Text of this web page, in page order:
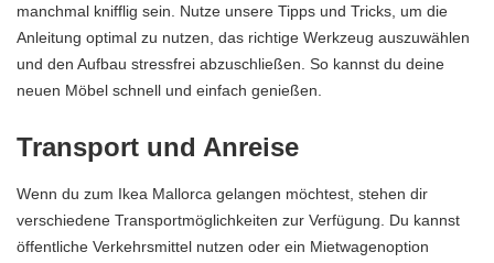
manchmal knifflig sein. Nutze unsere Tipps und Tricks, um die
Anleitung optimal zu nutzen, das richtige Werkzeug auszuwählen
und den Aufbau stressfrei abzuschließen. So kannst du deine
neuen Möbel schnell und einfach genießen.
Transport und Anreise
Wenn du zum Ikea Mallorca gelangen möchtest, stehen dir
verschiedene Transportmöglichkeiten zur Verfügung. Du kannst
öffentliche Verkehrsmittel nutzen oder ein Mietwagenoption